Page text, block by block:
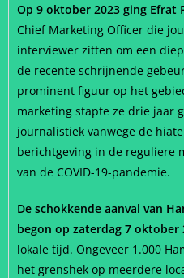
Op 9 oktober 2023 ging Efrat
Chief Marketing Officer die
interviewer zitten om een
de recente schrijnende
prominent figuur op het
marketing stapte ze drie jaar
journalistiek vanwege de
berichtgeving in de reguliere
van de COVID-19-pandemie.
De schokkende aanval van
begon op zaterdag 7 oktober
lokale tijd. Ongeveer 1.000
het grenshek op meerdere